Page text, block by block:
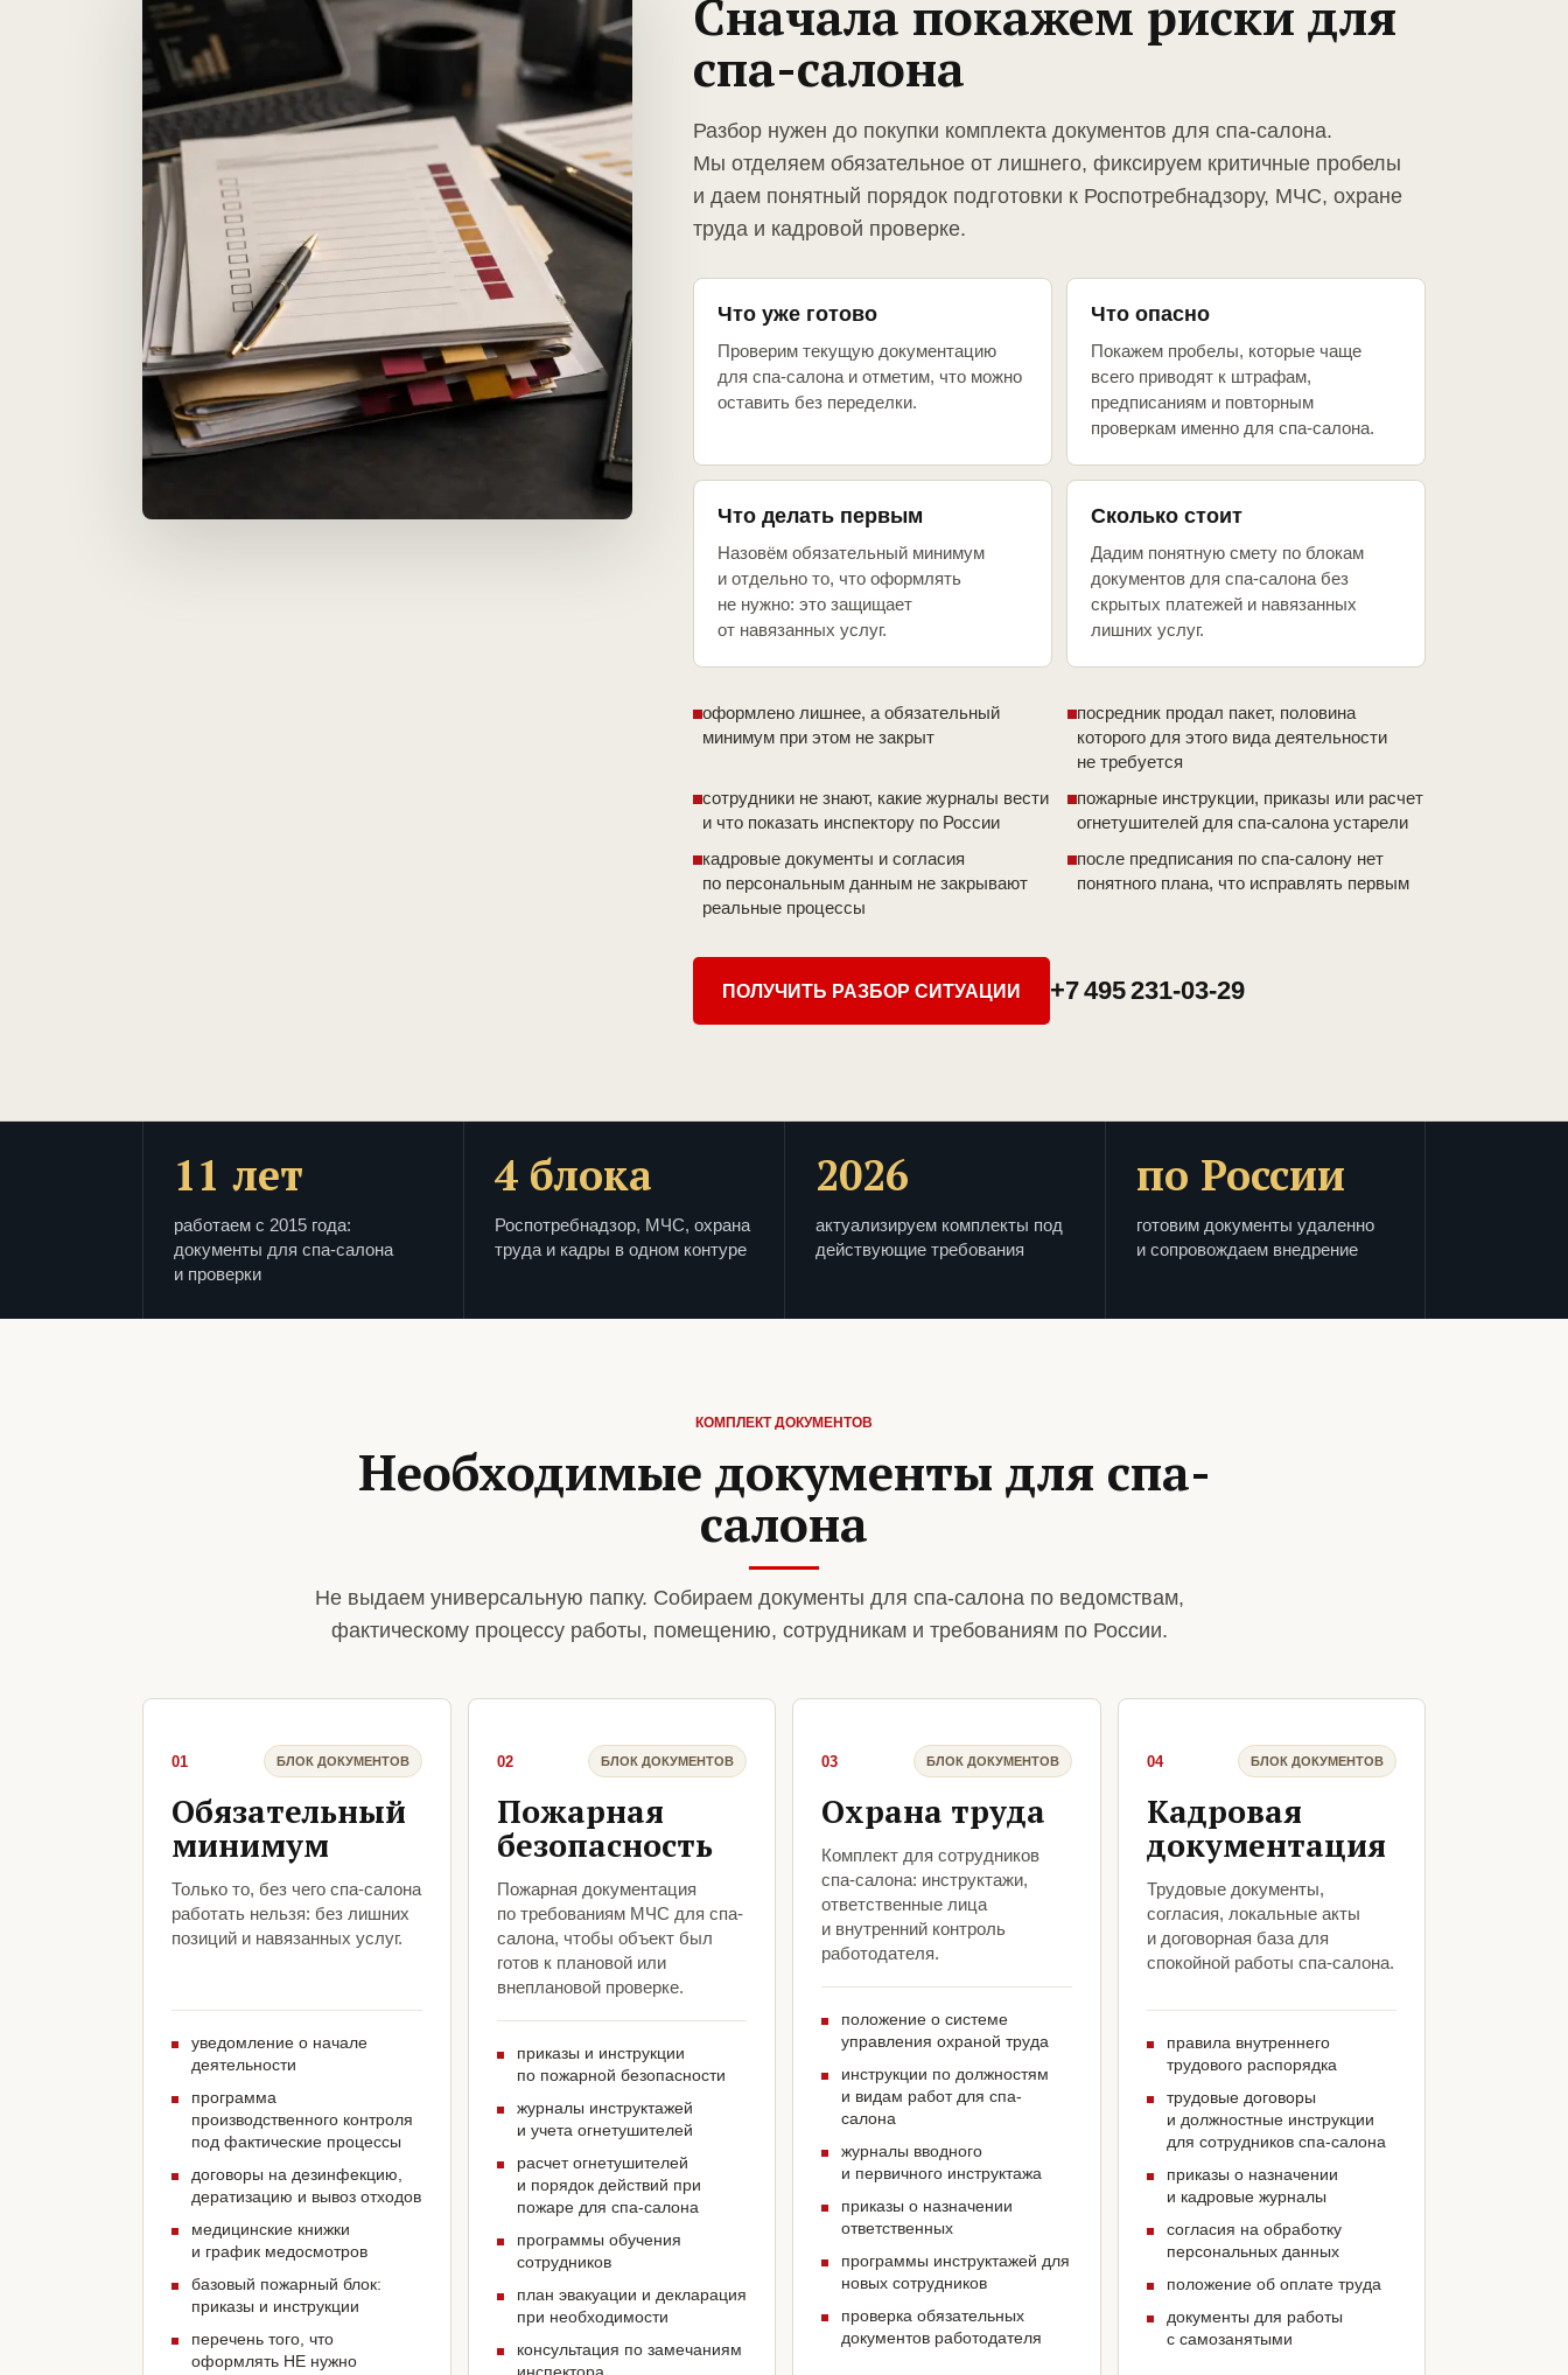
Сначала покажем риски для
спа-салона
Разбор нужен до покупки комплекта документов для спа-салона.
Мы отделяем обязательное от лишнего, фиксируем критичные пробелы
и даем понятный порядок подготовки к Роспотребнадзору, МЧС, охране
труда и кадровой проверке.
Что уже готово
Проверим текущую документацию
для спа-салона и отметим, что можно
оставить без переделки.
Что опасно
Покажем пробелы, которые чаще
всего приводят к штрафам,
предписаниям и повторным
проверкам именно для спа-салона.
Что делать первым
Назовём обязательный минимум
и отдельно то, что оформлять
не нужно: это защищает
от навязанных услуг.
Сколько стоит
Дадим понятную смету по блокам
документов для спа-салона без
скрытых платежей и навязанных
лишних услуг.
оформлено лишнее, а обязательный
минимум при этом не закрыт
посредник продал пакет, половина
которого для этого вида деятельности
не требуется
сотрудники не знают, какие журналы вести
и что показать инспектору по России
пожарные инструкции, приказы или расчет
огнетушителей для спа-салона устарели
кадровые документы и согласия
по персональным данным не закрывают
реальные процессы
после предписания по спа-салону нет
понятного плана, что исправлять первым
ПОЛУЧИТЬ РАЗБОР СИТУАЦИИ +7 495 231-03-29
11 лет
работаем с 2015 года:
документы для спа-салона
и проверки
4 блока
Роспотребнадзор, МЧС, охрана
труда и кадры в одном контуре
2026
актуализируем комплекты под
действующие требования
по России
готовим документы удаленно
и сопровождаем внедрение
КОМПЛЕКТ ДОКУМЕНТОВ
Необходимые документы для спа-
салона
Не выдаем универсальную папку. Собираем документы для спа-салона по ведомствам,
фактическому процессу работы, помещению, сотрудникам и требованиям по России.
01 БЛОК ДОКУМЕНТОВ
Обязательный
минимум
Только то, без чего спа-салона
работать нельзя: без лишних
позиций и навязанных услуг.
уведомление о начале
деятельности
программа
производственного контроля
под фактические процессы
договоры на дезинфекцию,
дератизацию и вывоз отходов
медицинские книжки
и график медосмотров
базовый пожарный блок:
приказы и инструкции
перечень того, что
оформлять НЕ нужно
02 БЛОК ДОКУМЕНТОВ
Пожарная
безопасность
Пожарная документация
по требованиям МЧС для спа-
салона, чтобы объект был
готов к плановой или
внеплановой проверке.
приказы и инструкции
по пожарной безопасности
журналы инструктажей
и учета огнетушителей
расчет огнетушителей
и порядок действий при
пожаре для спа-салона
программы обучения
сотрудников
план эвакуации и декларация
при необходимости
консультация по замечаниям
03 БЛОК ДОКУМЕНТОВ
Охрана труда
Комплект для сотрудников
спа-салона: инструктажи,
ответственные лица
и внутренний контроль
работодателя.
положение о системе
управления охраной труда
инструкции по должностям
и видам работ для спа-
салона
журналы вводного
и первичного инструктажа
приказы о назначении
ответственных
программы инструктажей для
новых сотрудников
проверка обязательных
документов работодателя
04 БЛОК ДОКУМЕНТОВ
Кадровая
документация
Трудовые документы,
согласия, локальные акты
и договорная база для
спокойной работы спа-салона.
правила внутреннего
трудового распорядка
трудовые договоры
и должностные инструкции
для сотрудников спа-салона
приказы о назначении
и кадровые журналы
согласия на обработку
персональных данных
положение об оплате труда
документы для работы
с самозанятыми